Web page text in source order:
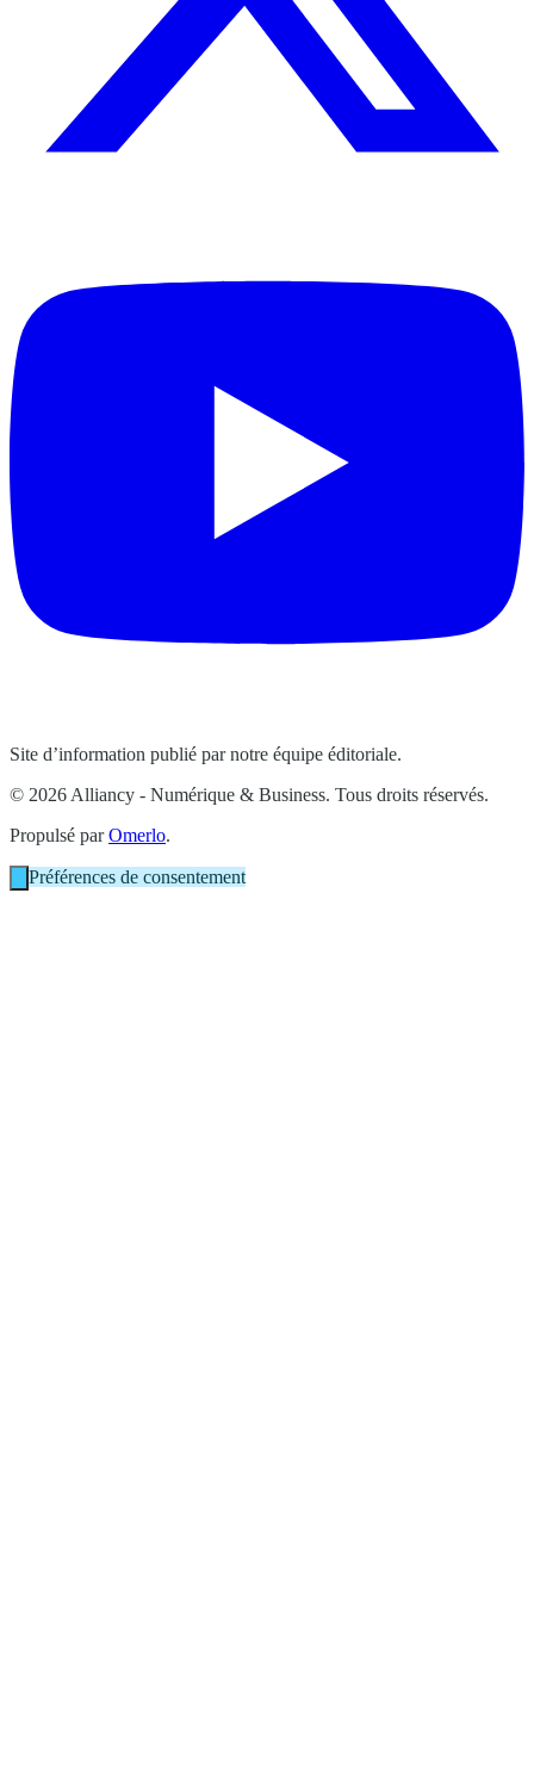
Site d’information publié par notre équipe éditoriale.
© 2026 Alliancy - Numérique & Business. Tous droits réservés.
Propulsé parOmerlo.
Préférences de consentement